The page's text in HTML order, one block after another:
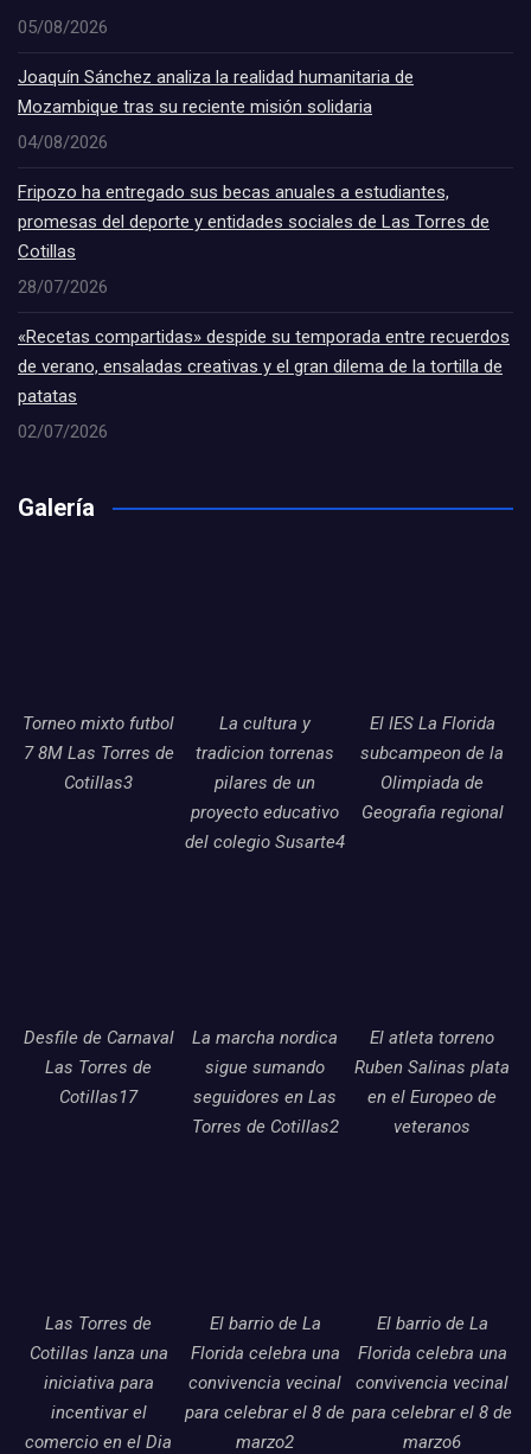
05/08/2026
Joaquín Sánchez analiza la realidad humanitaria de
Mozambique tras su reciente misión solidaria
04/08/2026
Fripozo ha entregado sus becas anuales a estudiantes,
promesas del deporte y entidades sociales de Las Torres de
Cotillas
28/07/2026
«Recetas compartidas» despide su temporada entre recuerdos
de verano, ensaladas creativas y el gran dilema de la tortilla de
patatas
02/07/2026
Galería
Torneo mixto futbol
7 8M Las Torres de
Cotillas3
La cultura y
tradicion torrenas
pilares de un
proyecto educativo
del colegio Susarte4
El IES La Florida
subcampeon de la
Olimpiada de
Geografia regional
Desfile de Carnaval
Las Torres de
Cotillas17
La marcha nordica
sigue sumando
seguidores en Las
Torres de Cotillas2
El atleta torreno
Ruben Salinas plata
en el Europeo de
veteranos
Las Torres de
Cotillas lanza una
iniciativa para
incentivar el
comercio en el Dia
El barrio de La
Florida celebra una
convivencia vecinal
para celebrar el 8 de
marzo2
El barrio de La
Florida celebra una
convivencia vecinal
para celebrar el 8 de
marzo6